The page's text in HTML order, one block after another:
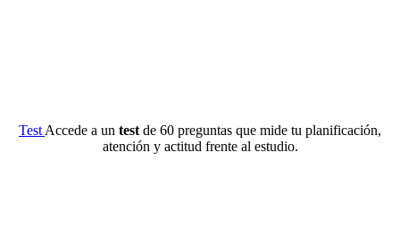
Test Accede a un test de 60 preguntas que mide tu planificación,
atención y actitud frente al estudio.